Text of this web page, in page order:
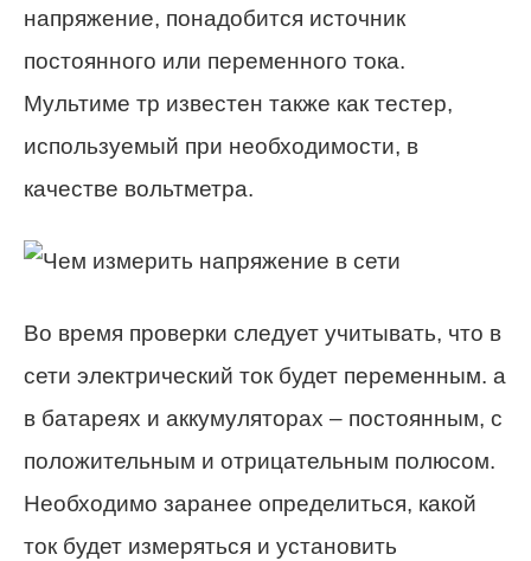
напряжение, понадобится источник
постоянного или переменного тока.
Мультиме тр известен также как тестер,
используемый при необходимости, в
качестве вольтметра.
Во время проверки следует учитывать, что в
сети электрический ток будет переменным. а
в батареях и аккумуляторах – постоянным, с
положительным и отрицательным полюсом.
Необходимо заранее определиться, какой
ток будет измеряться и установить